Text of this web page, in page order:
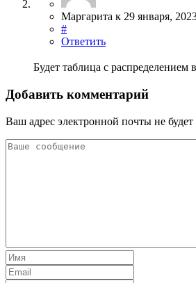
Маргарита к 29 января,
#
Ответить
Будет таблица с распределением
Добавить комментарий
Ваш адрес электронной почты не